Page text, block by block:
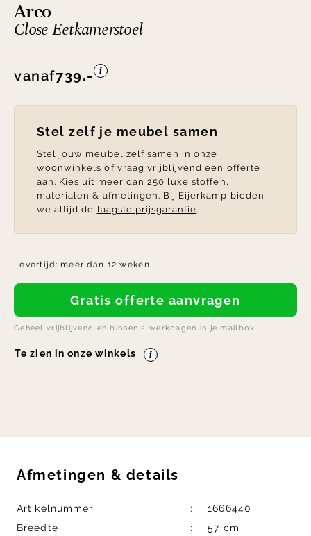
Arco
Close Eetkamerstoel
vanaf739.-
Stel zelf je meubel samen
Stel jouw meubel zelf samen in onze
woonwinkels of vraag vrijblijvend een offerte
aan. Kies uit meer dan 250 luxe stoffen,
materialen & afmetingen. Bij Eijerkamp bieden
we altijd de laagste prijsgarantie.
Levertijd: meer dan 12 weken
Gratis offerte aanvragen
Geheel vrijblijvend en binnen 2 werkdagen in je mailbox
Te zien in onze winkels
Afmetingen & details
Artikelnummer
1666440
Breedte
57 cm